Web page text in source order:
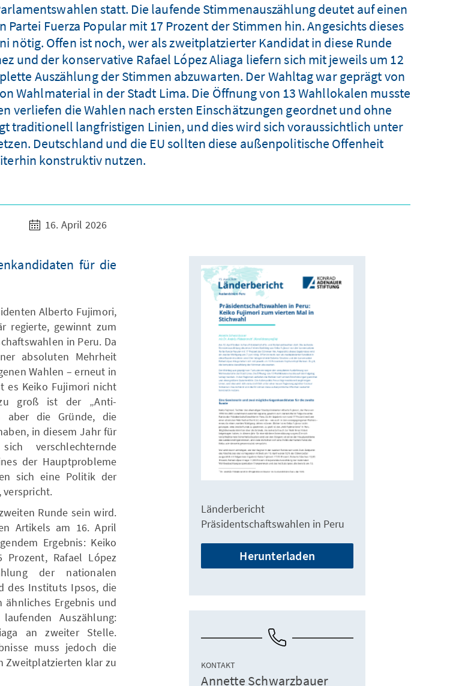
statt. Die laufende Stimmenauszählung deutet auf einen
Fuerza Popular mit 17 Prozent der Stimmen hin. Angesichts dieses
nötig. Offen ist noch, wer als zweitplatzierter Kandidat in diese Runde
und der konservative Rafael López Aliaga liefern sich mit jeweils um 12
Auszählung der Stimmen abzuwarten. Der Wahltag war geprägt von
Wahlmaterial in der Stadt Lima. Die Öffnung von 13 Wahllokalen musste
verliefen die Wahlen nach ersten Einschätzungen geordnet und ohne
traditionell langfristigen Linien, und dies wird sich voraussichtlich unter
Deutschland und die EU sollten diese außenpolitische Offenheit
konstruktiv nutzen.
16. April 2026
für die
Alberto Fujimori,
regierte, gewinnt zum
in Peru. Da
absoluten Mehrheit
Wahlen – erneut in
es Keiko Fujimori nicht
groß ist der „Anti-
aber die Gründe, die
in diesem Jahr für
verschlechternde
der Hauptprobleme
sich eine Politik der
verspricht.
Runde sein wird.
Artikels am 16. April
Ergebnis: Keiko
Prozent, Rafael López
der nationalen
des Instituts Ipsos, die
Ergebnis und
Auszählung:
an zweiter Stelle.
muss jedoch die
Zweitplatzierten klar zu
Länderbericht
Präsidentschaftswahlen in Peru
Herunterladen
KONTAKT
Annette Schwarzbauer